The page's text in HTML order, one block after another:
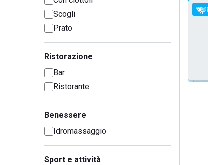
Scogli
Prato
Ristorazione
Bar
Ristorante
Benessere
Idromassaggio
Sport e attività